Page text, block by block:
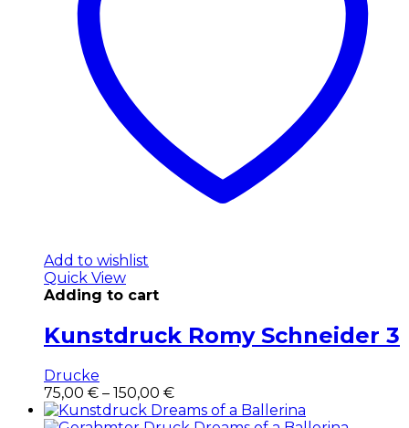
Add to wishlist
Quick View
Adding to cart
Kunstdruck Romy Schneider 3
Drucke
75,00 € – 150,00 €Dieses
Produkt